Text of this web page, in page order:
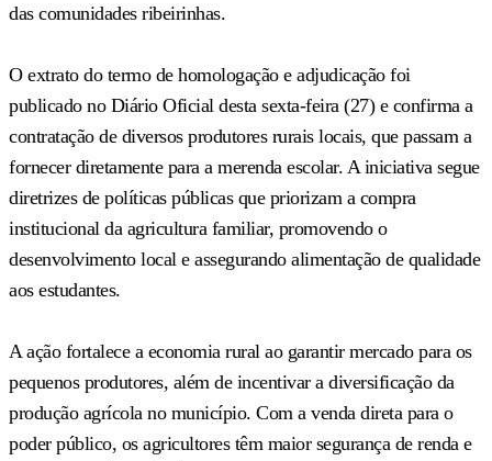
das comunidades ribeirinhas.
O extrato do termo de homologação e adjudicação foi
publicado no Diário Oficial desta sexta-feira (27) e confirma a
contratação de diversos produtores rurais locais, que passam a
fornecer diretamente para a merenda escolar. A iniciativa segue
diretrizes de políticas públicas que priorizam a compra
institucional da agricultura familiar, promovendo o
desenvolvimento local e assegurando alimentação de qualidade
aos estudantes.
A ação fortalece a economia rural ao garantir mercado para os
pequenos produtores, além de incentivar a diversificação da
produção agrícola no município. Com a venda direta para o
poder público, os agricultores têm maior segurança de renda e